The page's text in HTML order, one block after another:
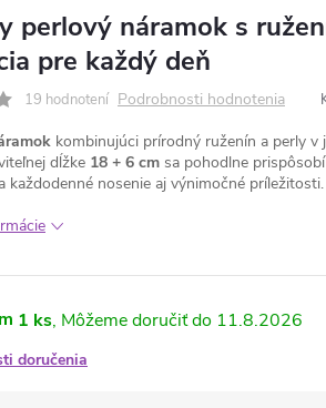
perlový náramok s
pre každý deň
19 hodnotení Podrobnosti hodnotenia
kombinujúci prírodný ruženín a perly
dĺžke 18 + 6 cm sa pohodlne
každodenné nosenie aj výnimočné príležitosti.
1 ks 11.8.2026
doručenia